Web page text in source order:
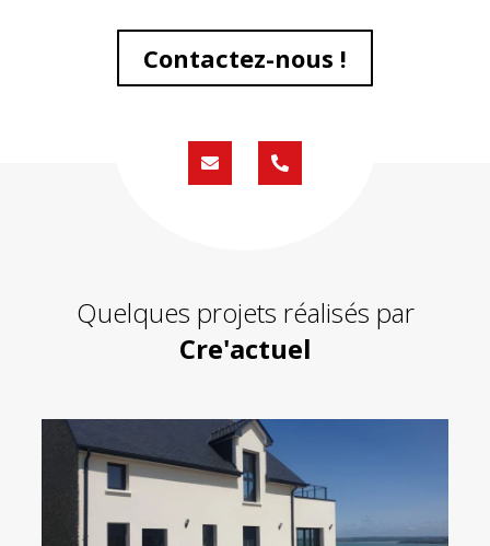
Contactez-nous !
Formulaire
de
02
59
Quelques projets réalisés par
Cre'actuel